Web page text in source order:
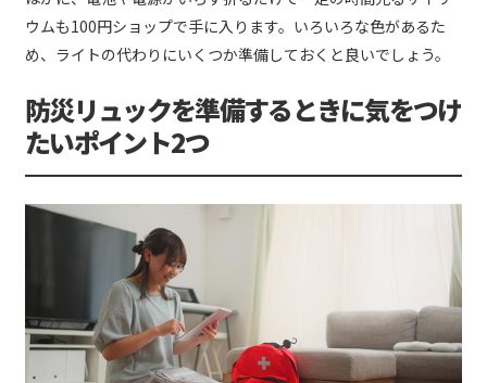
ウムも100円ショップで手に入ります。いろいろな色があるた
め、ライトの代わりにいくつか準備しておくと良いでしょう。
防災リュックを準備するときに気をつけ
たいポイント2つ